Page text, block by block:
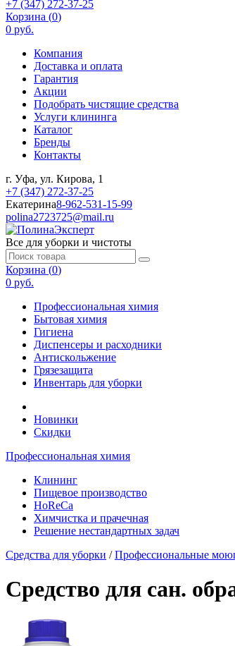
+7 (347) 272-37-25
Корзина (0)
0 руб.
Компания
Доставка и оплата
Гарантия
Акции
Подобрать чистящие средства
Услуги клининга
Каталог
Бренды
Контакты
г. Уфа, ул. Кирова, 1
+7 (347) 272-37-25
Екатерина8-962-531-15-99
polina2723725@mail.ru
Все для уборки и чистоты
Корзина (0)
0 руб.
Профессиональная химия
Бытовая химия
Гигиена
Диспенсеры и расходники
Антискольжение
Грязезащита
Инвентарь для уборки
Новинки
Скидки
Профессиональная химия
Клининг
Пищевое производство
HoReCa
Химчистка и прачечная
Решение нестандартных задач
Средства для уборки /Профессиональные
Средство для сан.